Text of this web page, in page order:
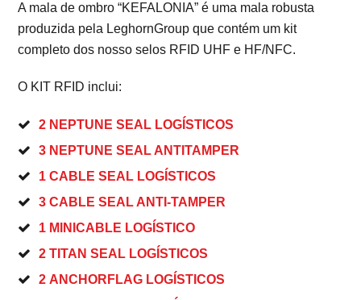
A mala de ombro “KEFALONIA” é uma mala robusta
produzida pela LeghornGroup que contém um kit
completo dos nosso selos RFID UHF e HF/NFC.
O KIT RFID inclui:
2 NEPTUNE SEAL LOGÍSTICOS
3 NEPTUNE SEAL ANTITAMPER
1 CABLE SEAL LOGÍSTICOS
3 CABLE SEAL ANTI-TAMPER
1 MINICABLE LOGÍSTICO
2 TITAN SEAL LOGÍSTICOS
2 ANCHORFLAG LOGÍSTICOS